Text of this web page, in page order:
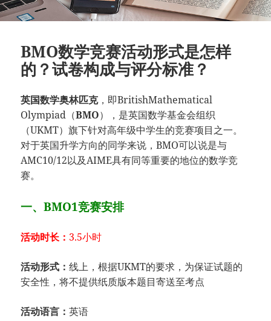
BMO数学竞赛活动形式是怎样
的？试卷构成与评分标准？
英国数学奥林匹克，即BritishMathematical
Olympiad（BMO），是英国数学基金会组织
（UKMT）旗下针对高年级中学生的竞赛项目之一。
对于英国升学方向的同学来说，BMO可以说是与
AMC10/12以及AIME具有同等重要的地位的数学竞
赛。
一、BMO1竞赛安排
活动时长： 3.5小时
活动形式：线上，根据UKMT的要求，为保证试题的
安全性，将不提供纸质版本题目寄送至考点
活动语言：英语